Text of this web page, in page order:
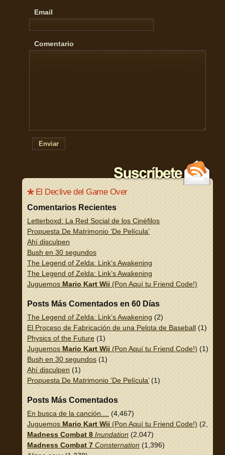
Email
Comentario
Enviar
El Declive del Game Over
Comentarios Recientes
Letterboxd: La Red Social de los Cinéfilos
Propuesta De Matrimonio ‘De Película’
Ahí disculpen
Bush en 30 segundos
The Legend of Zelda: Link’s Awakening
The Legend of Zelda: Link’s Awakening
Juguemos Mario Kart Wii (Pon Aquí tu Friend Code!)
Posts Más Comentados en 60 Días
The Legend of Zelda: Link’s Awakening (2)
El Proceso de Fabricación de una Pelota de Baseball (1)
Physics of the Future (1)
Juguemos Mario Kart Wii (Pon Aquí tu Friend Code!) (1)
Bush en 30 segundos (1)
Ahí disculpen (1)
Propuesta De Matrimonio ‘De Película’(1)
Posts Más Comentados
En busca de la canción....
(4,467)
Juguemos Mario Kart Wii (Pon Aquí tu Friend Code!) (2,337)
Madness Combat 8 Inundation (2,047)
Madness Combat 7 Consternation (1,396)